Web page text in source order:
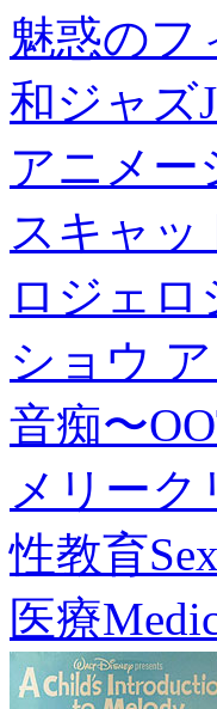
魅惑のフ
和ジャズ
アニメー
スキャッ
ロジェ
ショウ
音痴〜
メリーク
性教育
医療